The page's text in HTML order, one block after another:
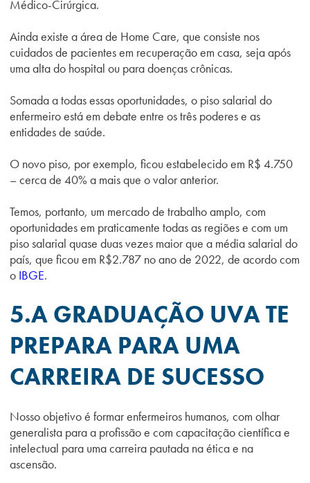
Médico-Cirúrgica.
Ainda existe a área de Home Care, que consiste nos
cuidados de pacientes em recuperação em casa, seja após
uma alta do hospital ou para doenças crônicas.
Somada a todas essas oportunidades, o piso salarial do
enfermeiro está em debate entre os três poderes e as
entidades de saúde.
O novo piso, por exemplo, ficou estabelecido em R$ 4.750
– cerca de 40% a mais que o valor anterior.
Temos, portanto, um mercado de trabalho amplo, com
oportunidades em praticamente todas as regiões e com um
piso salarial quase duas vezes maior que a média salarial do
país, que ficou em R$2.787 no ano de 2022, de acordo com
o IBGE.
5.A GRADUAÇÃO UVA TE
PREPARA PARA UMA
CARREIRA DE SUCESSO
Nosso objetivo é formar enfermeiros humanos, com olhar
generalista para a profissão e com capacitação científica e
intelectual para uma carreira pautada na ética e na
ascensão.